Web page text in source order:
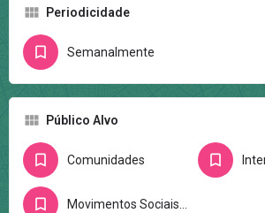
Periodicidade
Semanalmente
Público Alvo
Comunidades
Movimentos Sociais/Ativistas